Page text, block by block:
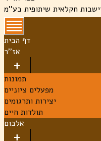
חקלאית שיתופית בע''מ
דף הבית
אז''ר
תמונות
מפעלים ציוניים
יצירות ותרגומים
תולדות חיים
אלבום